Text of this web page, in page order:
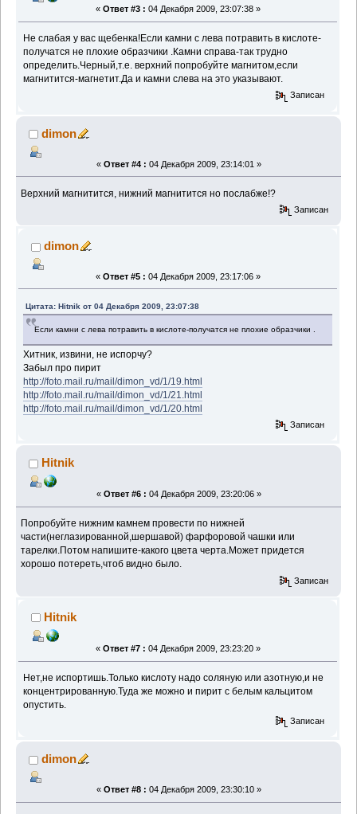
« Ответ #3 : 04 Декабря 2009, 23:07:38 »
Не слабая у вас щебенка!Если камни с лева потравить в кислоте-
получатся не плохие образчики .Камни справа-так трудно
определить.Черный,т.е. верхний попробуйте магнитом,если
магнитится-магнетит.Да и камни слева на это указывают.
Записан
dimon
« Ответ #4 : 04 Декабря 2009, 23:14:01 »
Верхний магнитится, нижний магнитится но послабже!?
Записан
dimon
« Ответ #5 : 04 Декабря 2009, 23:17:06 »
Цитата: Hitnik от 04 Декабря 2009, 23:07:38
Если камни с лева потравить в кислоте-получатся не плохие образчики .
Хитник, извини, не испорчу?
Забыл про пирит
http://foto.mail.ru/mail/dimon_vd/1/19.html
http://foto.mail.ru/mail/dimon_vd/1/21.html
http://foto.mail.ru/mail/dimon_vd/1/20.html
Записан
Hitnik
« Ответ #6 : 04 Декабря 2009, 23:20:06 »
Попробуйте нижним камнем провести по нижней
части(неглазированной,шершавой) фарфоровой чашки или
тарелки.Потом напишите-какого цвета черта.Может придется
хорошо потереть,чтоб видно было.
Записан
Hitnik
« Ответ #7 : 04 Декабря 2009, 23:23:20 »
Нет,не испортишь.Только кислоту надо соляную или азотную,и не
концентрированную.Туда же можно и пирит с белым кальцитом
опустить.
Записан
dimon
« Ответ #8 : 04 Декабря 2009, 23:30:10 »